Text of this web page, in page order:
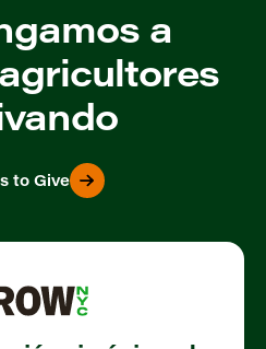
a
to Give